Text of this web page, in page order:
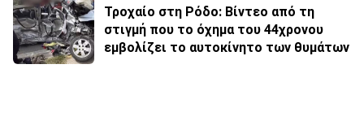
Τροχαίο στη Ρόδο: Βίντεο από τη
στιγμή που το όχημα του 44χρονου
εμβολίζει το αυτοκίνητο των θυμάτων